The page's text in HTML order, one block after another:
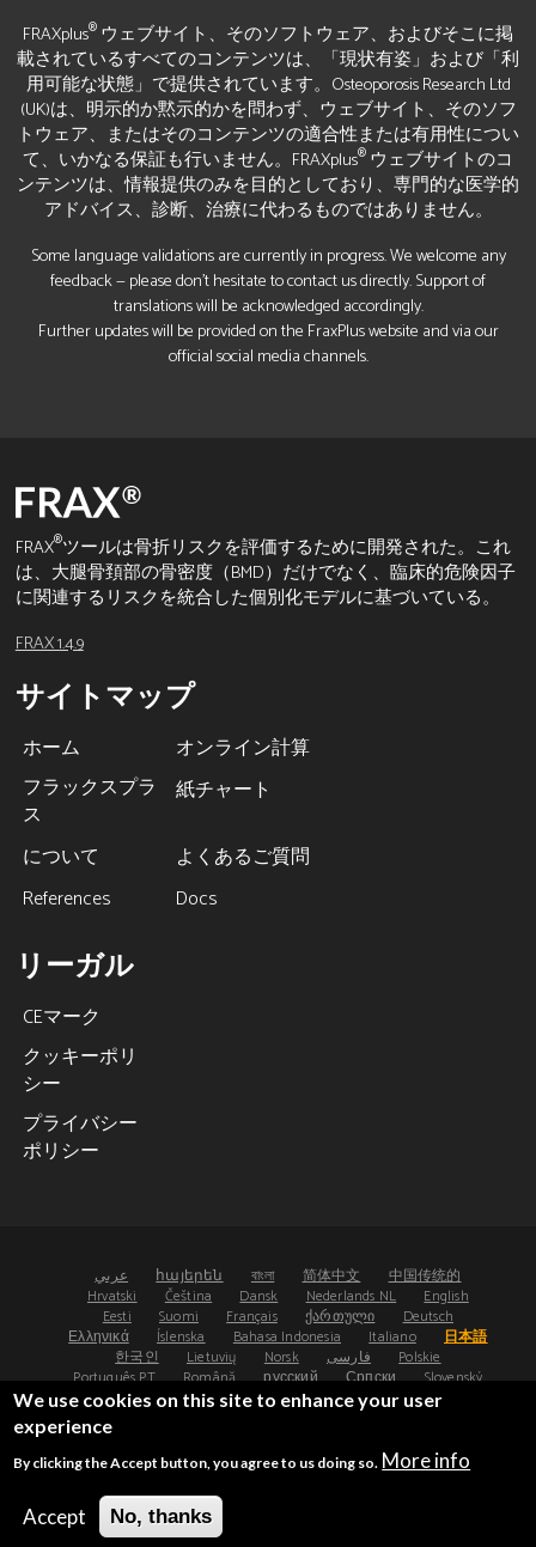
FRAXplus® ウェブサイト、そのソフトウェア、およびそこに掲
載されているすべてのコンテンツは、「現状有姿」および「利
用可能な状態」で提供されています。Osteoporosis Research Ltd
(UK)は、明示的か黙示的かを問わず、ウェブサイト、そのソフ
トウェア、またはそのコンテンツの適合性または有用性につい
て、いかなる保証も行いません。FRAXplus® ウェブサイトのコ
ンテンツは、情報提供のみを目的としており、専門的な医学的
アドバイス、診断、治療に代わるものではありません。
Some language validations are currently in progress. We welcome any
feedback — please don’t hesitate to contact us directly. Support of
translations will be acknowledged accordingly.
Further updates will be provided on the FraxPlus website and via our
official social media channels.
FRAX®ツールは骨折リスクを評価するために開発された。これ
は、大腿骨頚部の骨密度（BMD）だけでなく、臨床的危険因子
に関連するリスクを統合した個別化モデルに基づいている。
FRAX 1.4.9
サイトマップ
ホーム
オンライン計算
フラックスプラ
ス
紙チャート
について
よくあるご質問
References
Docs
リーガル
CEマーク
クッキーポリ
シー
プライバシー
ポリシー
عربي հայերեն বাংলা 简体中文
中国传统的
Hrvatski
Čeština Dansk Nederlands NL
English
Eesti
Suomi Français ქართული
Deutsch
Ελληνικά
Íslenska Bahasa Indonesia Italiano
日本語
한국인
Lietuvių Norsk فارسی
Polskie
Português PT
Română русский Српски
Slovenský
Español
Svenska ไทย Türk Українська
©2008-2026 - Osteoporosis Research Ltd, UK
UDI: (01)05065010474000(8012)4.4
We use cookies on this site to enhance your user
experience
By clicking the Accept button, you agree to us doing so. More info
Accept No, thanks